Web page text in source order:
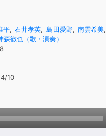
平, 石井孝英, 島田愛野, 南雲希美,
森徹也（歌・演奏）
10